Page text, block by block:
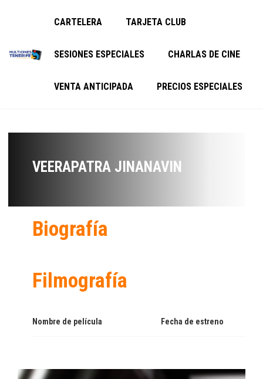
CARTELERA TARJETA CLUB
SESIONES ESPECIALES CHARLAS DE CINE
VENTA ANTICIPADA PRECIOS ESPECIALES
VEERAPATRA JINANAVIN
Biografía
Filmografía
Nombre de película Fecha de estreno